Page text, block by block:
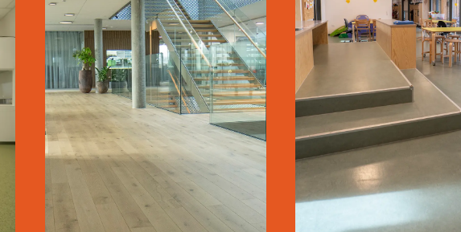
WICOTEC
KIRKEBJERG
LÆS MERE
OSTED
BØRNEHUS
LÆS MERE